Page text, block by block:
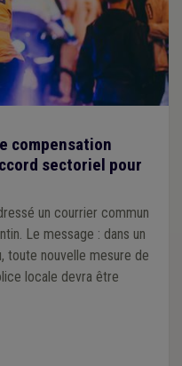
compensation
sectoriel pour
un courrier commun
Le message : dans un
toute nouvelle mesure de
locale devra être